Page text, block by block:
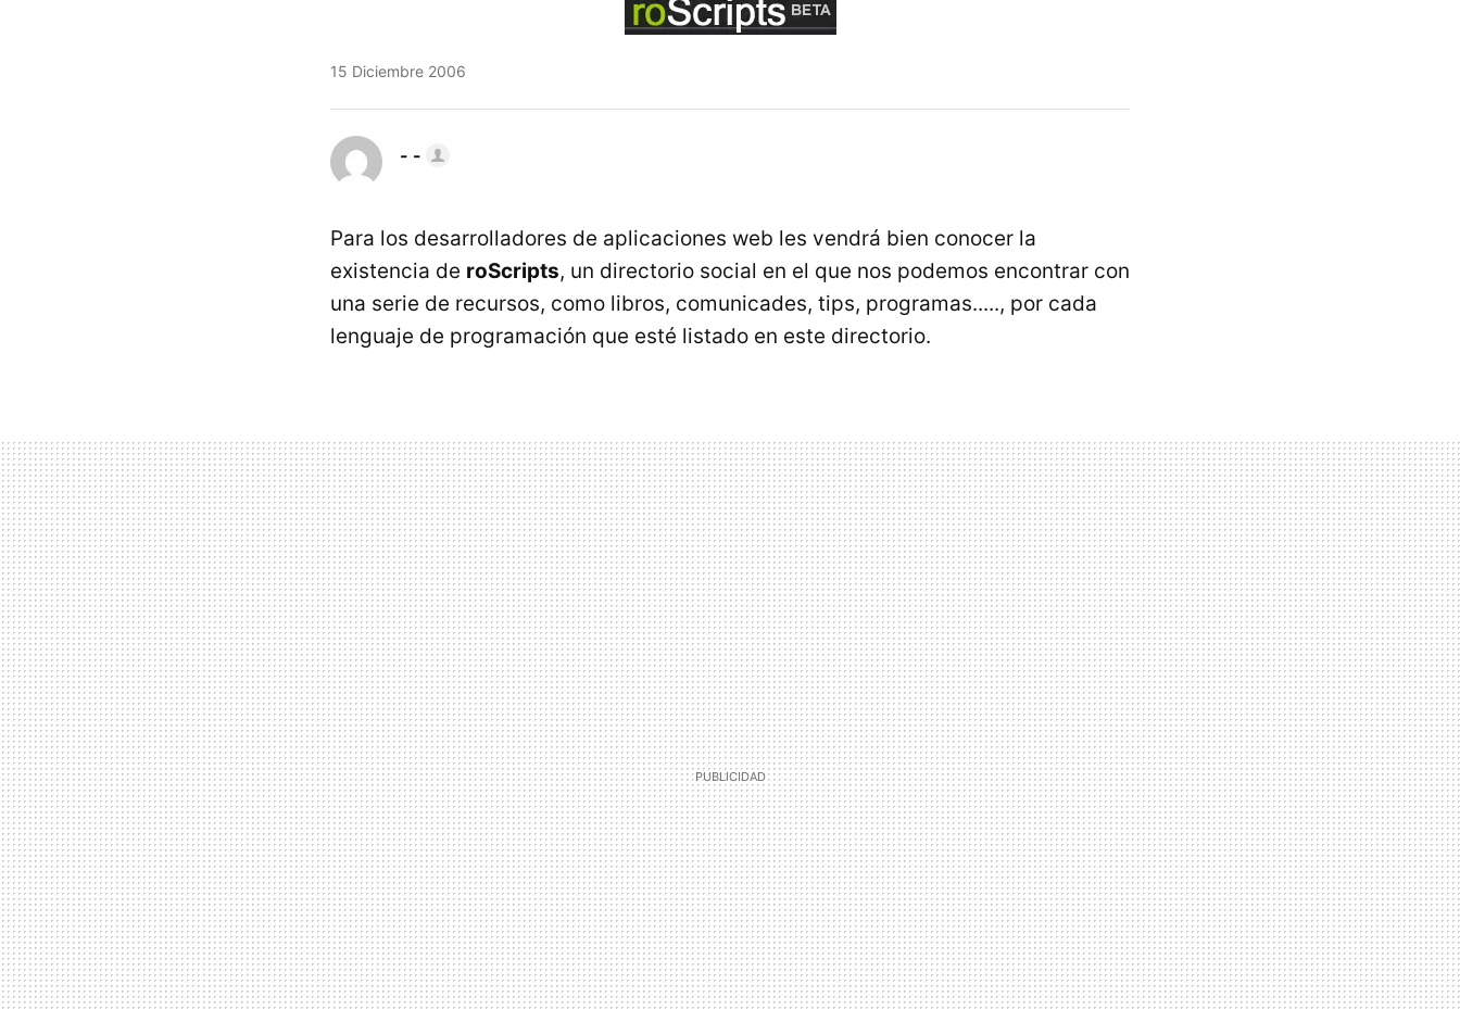
15 Diciembre 2006
- -
Para los desarrolladores de aplicaciones web les vendrá bien conocer la
existencia de roScripts, un directorio social en el que nos podemos encontrar con
una serie de recursos, como libros, comunicades, tips, programas....., por cada
lenguaje de programación que esté listado en este directorio.